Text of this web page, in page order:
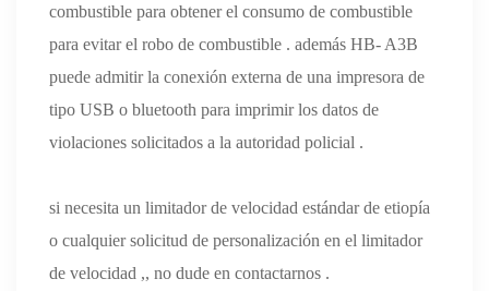
combustible para obtener el consumo de combustible
para evitar el robo de combustible . además HB- A3B
puede admitir la conexión externa de una impresora de
tipo USB o bluetooth para imprimir los datos de
violaciones solicitados a la autoridad policial .
si necesita un limitador de velocidad estándar de etiopía
o cualquier solicitud de personalización en el limitador
de velocidad ,, no dude en contactarnos .